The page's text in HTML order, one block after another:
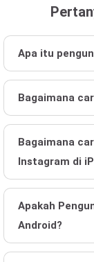
Apa itu
Bagaimana
Bagaimana
Instagram di
Apakah
Android?